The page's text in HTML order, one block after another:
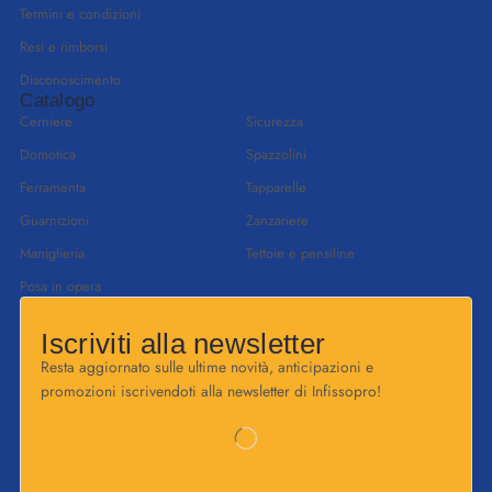
Termini e condizioni
Resi e rimborsi
Disconoscimento
Catalogo
Cerniere
Domotica
Ferramenta
Guarnizioni
Maniglieria
Posa in opera
Sicurezza
Spazzolini
Tapparelle
Zanzariere
Tettoie e pensiline
Iscriviti alla newsletter
Resta aggiornato sulle ultime novità, anticipazioni e
promozioni iscrivendoti alla newsletter di Infissopro!